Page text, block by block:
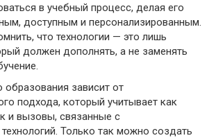
в учебный процесс, делая его
доступным и персонализированным.
что технологии — это лишь
должен дополнять, а не заменять
образования зависит от
подхода, который учитывает как
и вызовы, связанные с
Только так можно создать